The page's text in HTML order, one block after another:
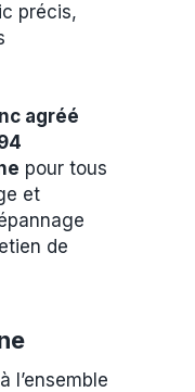
précis,
agréé
pour tous
et
de
l’ensemble